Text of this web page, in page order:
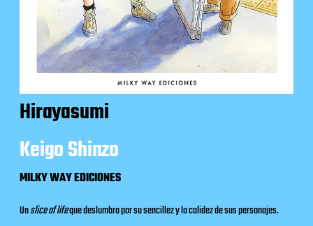
Hirayasumi
Keigo Shinzo
MILKY WAY EDICIONES
Unslice of lifeque deslumbra por su sencillez y la calidez de sus personajes.